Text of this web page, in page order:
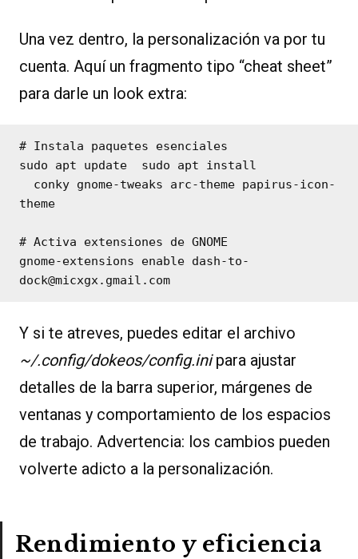
Una vez dentro, la personalización va por tu
cuenta. Aquí un fragmento tipo “cheat sheet”
para darle un look extra:
# Instala paquetes esenciales
sudo apt update  sudo apt install
theme
# Activa extensiones de GNOME
gnome-extensions enable dash-to-
Y si te atreves, puedes editar el archivo
~/.config/dokeos/config.inipara ajustar
detalles de la barra superior, márgenes de
ventanas y comportamiento de los espacios
de trabajo. Advertencia: los cambios pueden
volverte adicto a la personalización.
Rendimiento y eficiencia